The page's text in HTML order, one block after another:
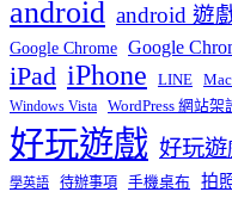
android android 遊
Google Chrome Google
iPad iPhone LINE
Windows Vista WordPress 網站架
好玩遊戲 好玩
學英語 待辦事項 手機桌布 拍